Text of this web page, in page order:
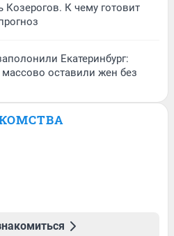
Козерогов. К чему готовит
Екатеринбург:
оставили жен без